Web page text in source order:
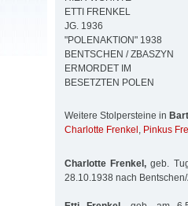
ETTI FRENKEL
JG. 1936
"POLENAKTION" 1938
BENTSCHEN / ZBASZYN
ERMORDET IM
BESETZTEN POLEN
Weitere Stolpersteine in
Charlotte Frenkel , Pinkus
Charlotte Frenkel, geb.
28.10.1938 nach